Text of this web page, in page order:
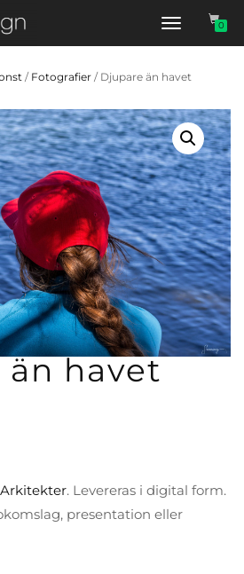
Slå
0
/ Fotografier / Djupare än havet
havet
. Levereras i digital form.
presentation eller